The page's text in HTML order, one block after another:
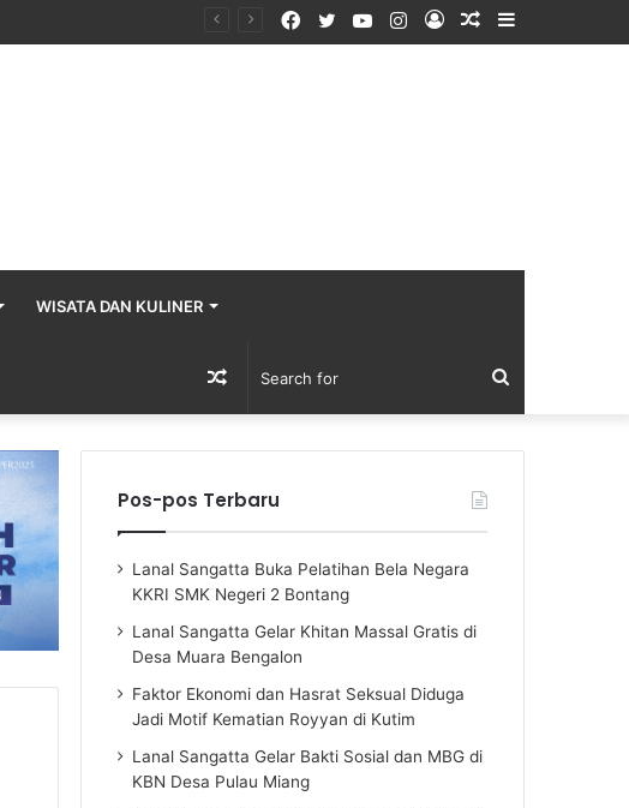
Sidebar
Random
Log
Instagram
YouTube
Twitter
Facebook
WISATA DAN KULINER
Search
for
Random
Article
Pos-pos Terbaru
Lanal Sangatta Buka Pelatihan Bela Negara
KKRI SMK Negeri 2 Bontang
Lanal Sangatta Gelar Khitan Massal Gratis di
Desa Muara Bengalon
Faktor Ekonomi dan Hasrat Seksual Diduga
Jadi Motif Kematian Royyan di Kutim
Lanal Sangatta Gelar Bakti Sosial dan MBG di
KBN Desa Pulau Miang